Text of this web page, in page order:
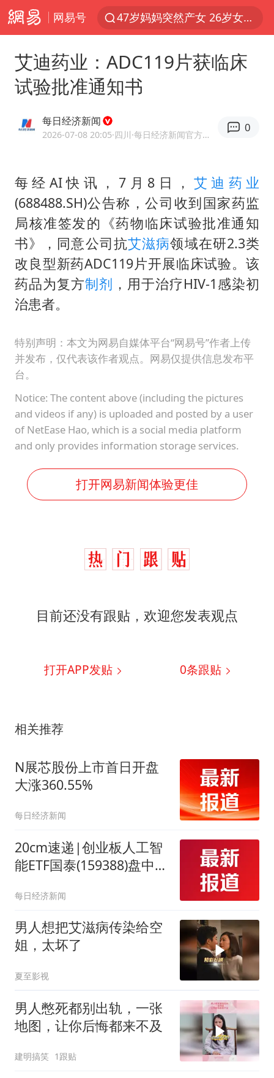
网易号
47岁妈妈突然产女 26岁女儿：很震惊
中国稀土盘中涨停
21楼高空抛物嫌疑人被拘留
台风白海豚最新路径研判来了
OpenAI为免费用户升级GPT-5.6 Luna
粉笔发布“自曝式”公开信
女子利用漏洞0元薅走3000多件家电
深圳地面沉降致车辆损坏系谣言
毛宁转发梯田音乐会视频海外网友赞叹
奋进开新局 实干挑大梁
艾迪药业：ADC119片获临床
试验批准通知书
每日经济新闻
2026-07-08 20:05·四川 ·每日经济新闻官方网易号
0
每经AI快讯，7月8日， 艾迪药业
(688488.SH)公告称，公司收到国家药监
局核准签发的《药物临床试验批准通知
书》，同意公司抗艾滋病领域在研2.3类
改良型新药ADC119片开展临床试验。该
药品为复方制剂 ，用于治疗HIV-1感染初
治患者。
特别声明：本文为网易自媒体平台“网易号”作者上传
并发布，仅代表该作者观点。网易仅提供信息发布平
台。
Notice: The content above (including the pictures
and videos if any) is uploaded and posted by a user
of NetEase Hao, which is a social media platform
and only provides information storage services.
打开网易新闻体验更佳
目前还没有跟贴，欢迎您发表观点
打开APP发贴 0条跟贴
相关推荐
N展芯股份上市首日开盘
大涨360.55%
每日经济新闻
20cm速递|创业板人工智
能ETF国泰(159388)盘中涨
每日经济新闻
男人想把艾滋病传染给空
姐，太坏了
夏至影视
男人憋死都别出轨，一张
地图，让你后悔都来不及
建明搞笑 1跟贴